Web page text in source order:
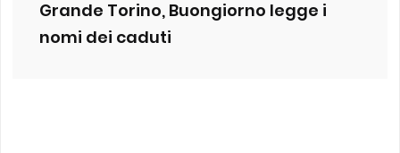
Grande Torino, Buongiorno legge i
nomi dei caduti